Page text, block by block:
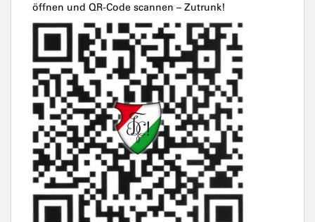
öffnen und QR-Code scannen – Zutrunk!